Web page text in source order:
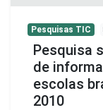
Pesquisas TIC
Pesquisa
de
escolas
2010